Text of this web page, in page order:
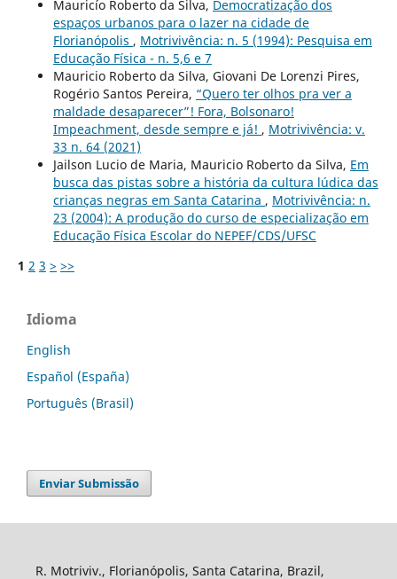
Mauricío Roberto da Silva, Democratização dos
espaços urbanos para o lazer na cidade de
Florianópolis , Motrivivência: n. 5 (1994): Pesquisa em
Educação Física - n. 5,6 e 7
Mauricio Roberto da Silva, Giovani De Lorenzi Pires,
Rogério Santos Pereira, “Quero ter olhos pra ver a
maldade desaparecer”! Fora, Bolsonaro!
Impeachment, desde sempre e já! , Motrivivência: v.
33 n. 64 (2021)
Jailson Lucio de Maria, Mauricio Roberto da Silva, Em
busca das pistas sobre a história da cultura lúdica das
crianças negras em Santa Catarina , Motrivivência: n.
23 (2004): A produção do curso de especialização em
Educação Física Escolar do NEPEF/CDS/UFSC
1 2 3 > >>
Idioma
English
Español (España)
Português (Brasil)
Enviar Submissão
R. Motriviv., Florianópolis, Santa Catarina, Brazil,